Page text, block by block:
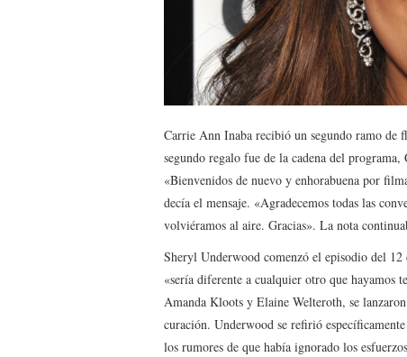
Carrie Ann Inaba recibió un segundo ramo de
segundo regalo fue de la cadena del
«Bienvenidos de nuevo y enhorabuena por
decía el mensaje. «Agradecemos todas las
volviéramos al aire. Gracias». La nota
Sheryl Underwood comenzó el episodio del
«sería diferente a cualquier otro que hayamos
Amanda Kloots y Elaine Welteroth, se
curación. Underwood se refirió
los rumores de que había ignorado los